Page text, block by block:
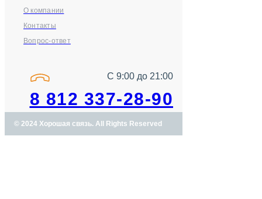
О компании
Контакты
Вопрос-ответ
С 9:00 до 21:00
8 812 337-28-90
© 2024 Хорошая связь. All Rights Reserved